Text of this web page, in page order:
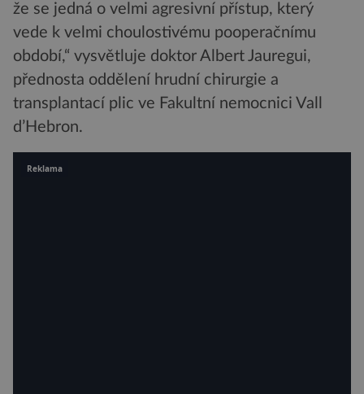
že se jedná o velmi agresivní přístup, který
vede k velmi choulostivému pooperačnímu
období,“ vysvětluje doktor Albert Jauregui,
přednosta oddělení hrudní chirurgie a
transplantací plic ve Fakultní nemocnici Vall
d’Hebron.
Reklama